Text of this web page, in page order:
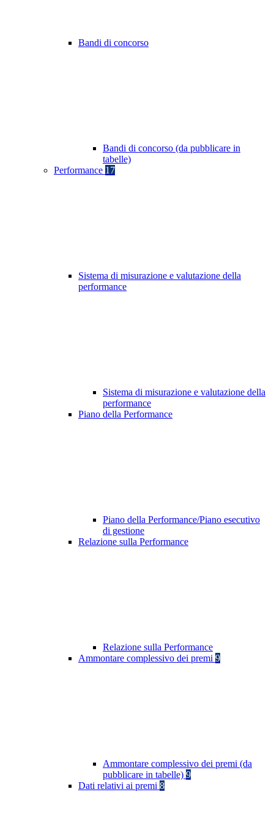
Bandi di concorso
Bandi di concorso (da pubblicare in
tabelle)
Performance 17
Sistema di misurazione e valutazione della
performance
Sistema di misurazione e valutazione della
performance
Piano della Performance
Piano della Performance/Piano esecutivo
di gestione
Relazione sulla Performance
Relazione sulla Performance
Ammontare complessivo dei premi 9
Ammontare complessivo dei premi (da
pubblicare in tabelle) 9
Dati relativi ai premi 8